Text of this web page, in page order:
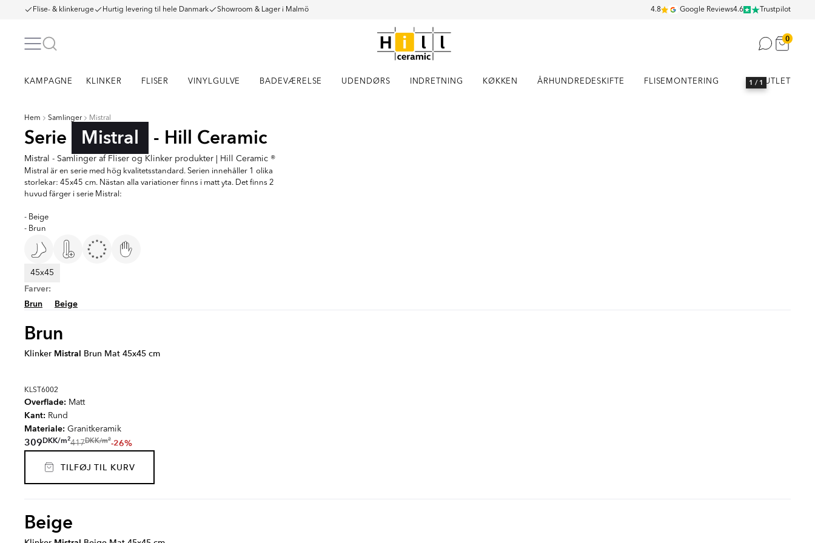
Flise- & klinkeruge Hurtig levering til hele Danmark Showroom & Lager i Malmö 4.8 Google Reviews4.6 Trustpilot
0
KAMPAGNE KLINKER FLISER VINYLGULVE BADEVÆRELSE UDENDØRS INDRETNING KØKKEN ÅRHUNDREDESKIFTE FLISEMONTERING OUTLET
Hem Samlinger Mistral
Serie Mistral - Hill Ceramic
Mistral - Samlinger af Fliser og Klinker produkter | Hill Ceramic ®
Mistral är en serie med hög kvalitetsstandard. Serien innehåller 1 olika
storlekar: 45x45 cm. Nästan alla variationer finns i matt yta. Det finns 2
huvud färger i serie Mistral:
- Beige
- Brun
45x45
Farver:
Brun
Beige
1 / 1
Brun
Klinker Mistral Brun Mat 45x45 cm
KLST6002
Overflade: Matt
Kant: Rund
Materiale: Granitkeramik
309DKK/m2417DKK/m2-26%
TILFØJ TIL KURV
Beige